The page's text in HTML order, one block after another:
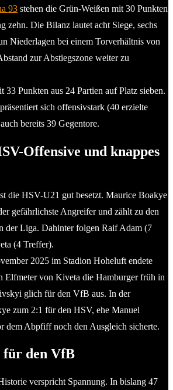
93 stehen die Grün-Weißen mit 30 Punkten
zehn. Die Bilanz lautet acht Siege, sechs
Niederlagen bei einem Torverhältnis von
zur Abstiegszone weiter zu
Punkten aus 24 Partien auf Platz sieben.
sich offensivstark (40 erzielte
bereits 39 Gegentore.
Offensive und knappes
die HSV-U21 gut besetzt. Maurice Boakye
gefährlichste Angreifer und zählt zu den
der Liga. Dahinter folgen Raif Adam (7
(4 Treffer).
2025 im Stadion Hoheluft endete
Elfmeter von Kiveta die Hamburger früh in
glich für den VfB aus. In der
zum 2:1 für den HSV, ehe Manuel
dem Abpfiff noch den Ausgleich sicherte.
den VfB
verspricht Spannung. In bislang 47